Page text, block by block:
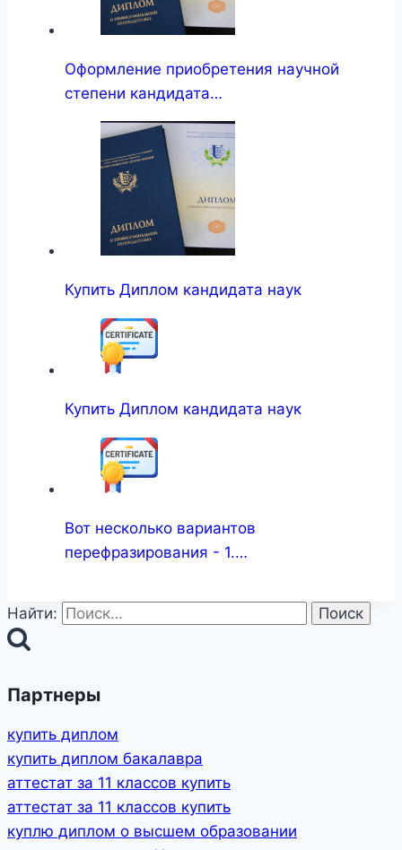
Оформление приобретения научной
степени кандидата…
Купить Диплом кандидата наук
Купить Диплом кандидата наук
Вот несколько вариантов
перефразирования - 1.…
Найти:
Партнеры
купить диплом
купить диплом бакалавра
аттестат за 11 классов купить
аттестат за 11 классов купить
куплю диплом о высшем образовании